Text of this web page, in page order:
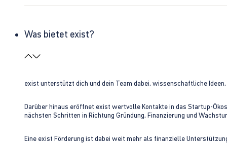
Was bietet exist?
exist unterstützt dich und dein Team dabei, wissenschaftliche
Darüber hinaus eröffnet exist wertvolle Kontakte in das Startup-
nächsten Schritten in Richtung Gründung, Finanzierung und
Eine exist Förderung ist dabei weit mehr als finanzielle